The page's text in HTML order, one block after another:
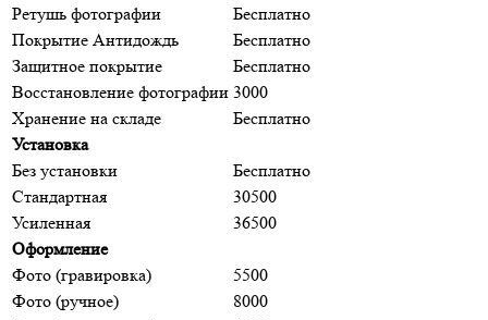
Ретушь фотографии
Бесплатно
Покрытие Антидождь
Бесплатно
Защитное покрытие
Бесплатно
Восстановление фотографии 3000
Хранение на складе
Бесплатно
Установка
Без установки
Бесплатно
Стандартная
30500
Усиленная
36500
Оформление
Фото (гравировка)
5500
Фото (ручное)
8000